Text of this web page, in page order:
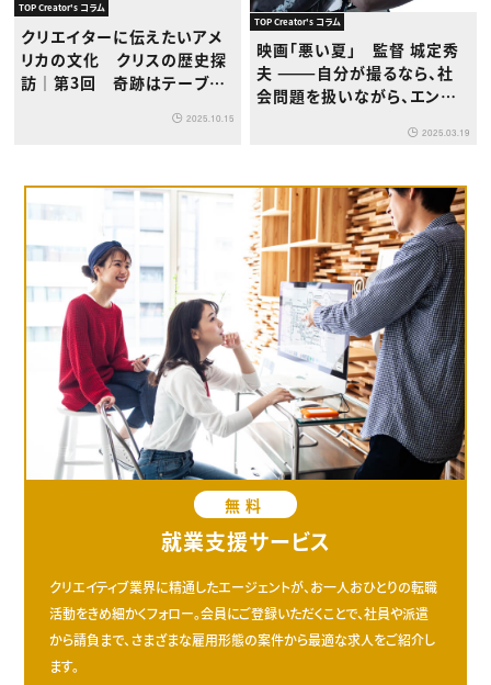
TOP Creator's コラム
クリエイターに伝えたいアメ
リカの文化 クリスの歴史探
訪｜第3回 奇跡はテーブル
2025.10.15
TOP Creator's コラム
映画「悪い夏」 監督 城定秀
夫 ———自分が撮るなら、社
会問題を扱いながら、エンタ
いけないと思ってました2025.03.19
無料
就業支援サービス
クリエイティブ業界に精通したエージェントが、お一人おひとりの転職
活動をきめ細かくフォロー。会員にご登録いただくことで、社員や派遣
から請負まで、さまざまな雇用形態の案件から最適な求人をご紹介し
ます。